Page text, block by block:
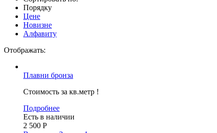
Порядку
Цене
Новизне
Алфавиту
Отображать:
Плавни бронза
Стоимость за кв.метр !
Подробнее
Есть в наличии
2 500 Р